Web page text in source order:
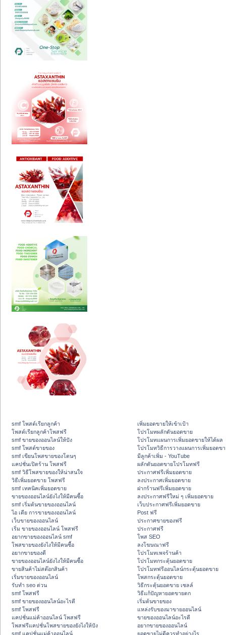
smf โพสต์เรียกลูกค้า
โพสต์เรียกลูกค้าโพสฟรี
smf ขายของออนไลน์ให้ปัง
smf โพสต์ขายของ
smf เขียนโพสขายของโดนๆ
แคปชั่นเปิดร้าน โพสฟรี
smf วิธีโพสขายของให้น่าสนใจ
วิธีเพิ่มยอดขาย โพสฟรี
smf เทคนิคเพิ่มยอดขาย
ขายของออนไลน์ยังไงให้มีคนซื้อ
smf เริ่มต้นขายของออนไลน์
ไอ เดีย การขายของออนไลน์
เว็บขายของออนไลน์
เริ่ม ขายของออนไลน์ โพสฟรี
อยากขายของออนไลน์ smf
โพสขายของยังไงให้มีคนซื้อ
อยากขายของดี
ขายของออนไลน์ยังไงให้มีคนซื้อ
ขายสินค้าไม่สต๊อกสินค้า
เริ่มขายของออนไลน์
รับทำ seo ด่วน
smf โพสฟรี
smf ขายของออนไลน์อะไรดี
smf โพสฟรี
แคปชั่นแม่ค้าออนไลน์ โพสฟรี
โพสฟรีแคปชั่นโพสขายของยังไงให้ปัง
smf แคปชั่นแม่ค้าออนไลน์
เพิ่มยอดขายให้เข้าเป้า
โปรโมทผลักดันยอดขาย
โปรโมทแผนการเพิ่มยอดขายให้ได้ผล
โปรโมทวิธีการวางแผนการเพิ่มยอดข
มีลูกค้าเพิ่ม - YouTube
ผลักดันยอดขายโปรโมทฟรี
ประกาศฟรีเพิ่มยอดขาย
ลงประกาศเพิ่มยอดขาย
ฝากร้านฟรีเพิ่มยอดขาย
ลงประกาศฟรีใหม่ ๆ เพิ่มยอดขาย
เว็บประกาศฟรีเพิ่มยอดขาย
Post ฟรี
ประกาศขายของฟรี
ประกาศฟรี
โพส SEO
ลงโฆษณาฟรี
โปรโมทเพจร้านค้า
โปรโมทกระตุ้นยอดขาย
โปรโมทฟรีออนไลน์กระตุ้นยอดขาย
โพสกระตุ้นยอดขาย
วิธีกระตุ้นยอดขาย เซลล์
วิธีแก้ปัญหายอดขายตก
เริ่มต้นขายของ
แหล่งรับของมาขายออนไลน์
ขายของออนไลน์อะไรดี
อยากขายของออนไลน์
ยอดขายไม่ดีควรทำอย่างไร